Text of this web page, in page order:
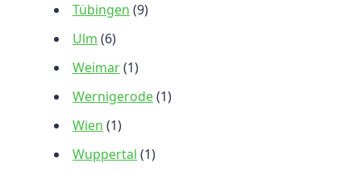
Tübingen (9)
Ulm (6)
Weimar(1)
Wernigerode(1)
Wien (1)
Wuppertal (1)